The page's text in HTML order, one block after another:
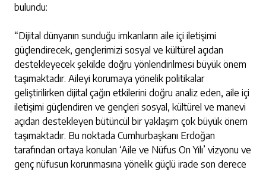
bulundu:
“Dijital dünyanın sunduğu imkanların aile içi iletişimi
güçlendirecek, gençlerimizi sosyal ve kültürel açıdan
destekleyecek şekilde doğru yönlendirilmesi büyük önem
taşımaktadır. Aileyi korumaya yönelik politikalar
geliştirilirken dijital çağın etkilerini doğru analiz eden, aile içi
iletişimi güçlendiren ve gençleri sosyal, kültürel ve manevi
açıdan destekleyen bütüncül bir yaklaşım çok büyük önem
taşımaktadır. Bu noktada Cumhurbaşkanı Erdoğan
tarafından ortaya konulan ‘Aile ve Nüfus On Yılı’ vizyonu ve
genç nüfusun korunmasına yönelik güçlü irade son derece